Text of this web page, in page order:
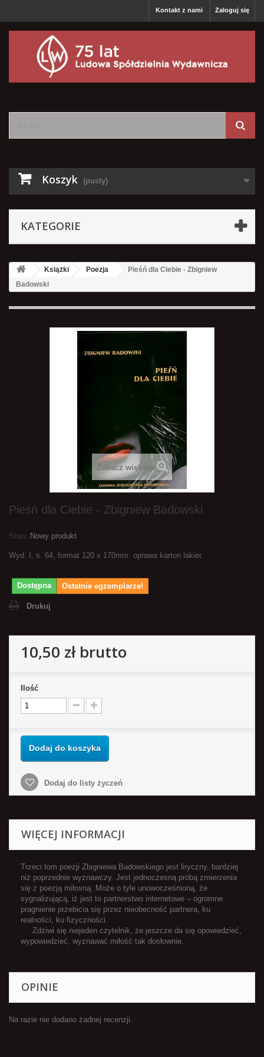
Zaloguj się
Kontakt z nami
Koszyk (pusty)
KATEGORIE
Książki Poezja
Pieśń dla Ciebie - Zbigniew
Badowski
Zobacz większe
Pieśń dla Ciebie - Zbigniew Badowski
Stan: Nowy produkt
Wyd. I, s. 64, format 120 x 170mm. oprawa karton lakier.
Dostępna Ostatnie egzemplarze!
Drukuj
10,50 złbrutto
Ilość
Dodaj do koszyka
Dodaj do listy życzeń
WIĘCEJ INFORMACJI
Trzeci tom poezji Zbigniewa Badowskiego jest liryczny, bardziej
niż poprzednie wyznawczy. Jest jednoczesną próbą zmierzenia
się z poezją miłosną. Może o tyle unowocześnioną, że
sygnalizującą, iż jest to partnerstwo internetowe – ogromne
pragnienie przebicia się przez nieobecność partnera, ku
realności, ku fizyczności.
Zdziwi się niejeden czytelnik, że jeszcze da się opowiedzieć,
wypowiedzieć, wyznawać miłość tak dosłownie.
OPINIE
Na razie nie dodano żadnej recenzji.